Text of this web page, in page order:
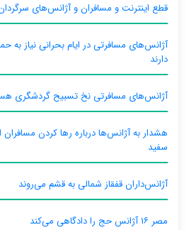
قطع اینترنت و مسافران و آژانس‌های
آژانس‌های مسافرتی در ایام بحرانی نیاز به
دارند
آژانس‌های مسافرتی نخ تسبیح گردشگری
هشدار به آژانس‌ها درباره رها کردن مسافران
سفید
آژانس‌داران قفقاز شمالی به قشم می‌روند
مصر ۱۶ آژانس حج را دادگاهی می‌کند